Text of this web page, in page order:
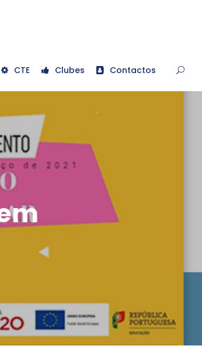
CTE Clubes Contactos